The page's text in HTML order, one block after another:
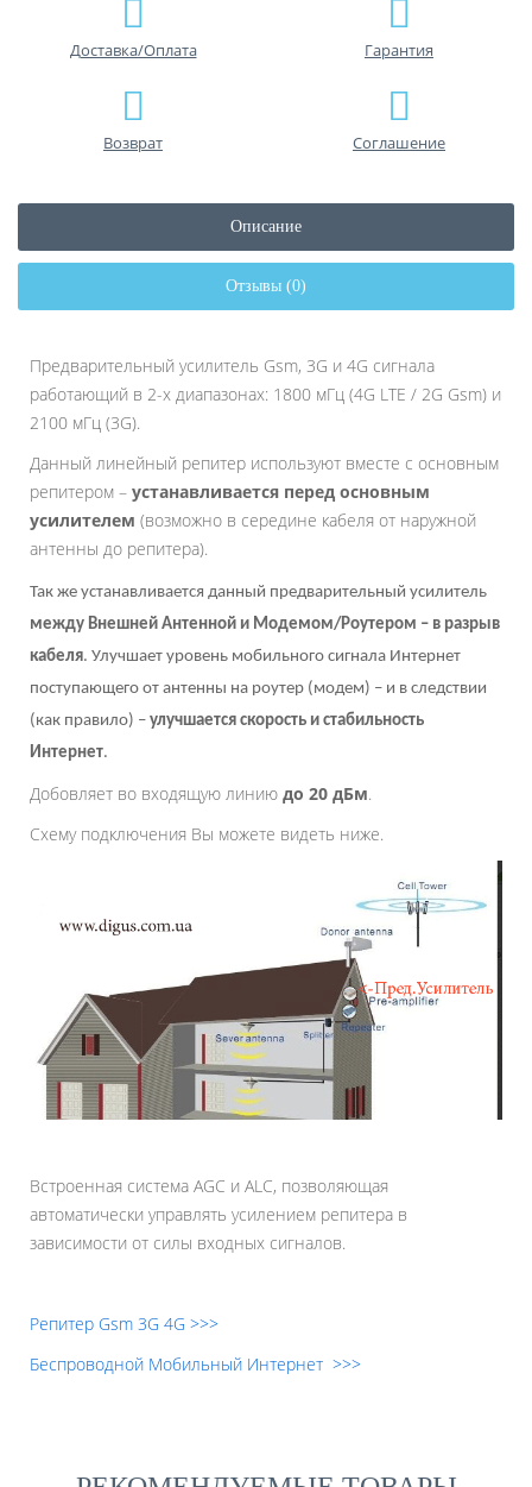
Доставка/Оплата Гарантия
Возврат Соглашение
Описание
Отзывы (0)
Предварительный усилитель Gsm, 3G и 4G сигнала
работающий в 2-х диапазонах: 1800 мГц (4G LTE / 2G Gsm) и
2100 мГц (3G).
Данный линейный репитер используют вместе с основным
репитером – устанавливается перед основным
усилителем (возможно в середине кабеля от наружной
антенны до репитера).
Так же устанавливается данный предварительный усилитель
между Внешней Антенной и Модемом/Роутером – в разрыв
кабеля. Улучшает уровень мобильного сигнала Интернет
поступающего от антенны на роутер (модем) – и в следствии
(как правило) – улучшается скорость и стабильность
Интернет.
Добовляет во входящую линию до 20 дБм.
Схему подключения Вы можете видеть ниже.
Встроенная система AGC и ALC, позволяющая
автоматически управлять усилением репитера в
зависимости от силы входных сигналов.
Репитер Gsm 3G 4G >>>
Беспроводной Мобильный Интернет >>>